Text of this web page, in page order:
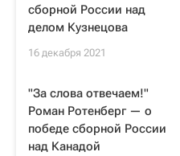
сборной России над
делом Кузнецова
16 декабря 2021
"За слова отвечаем!"
Роман Ротенберг — о
победе сборной России
над Канадой